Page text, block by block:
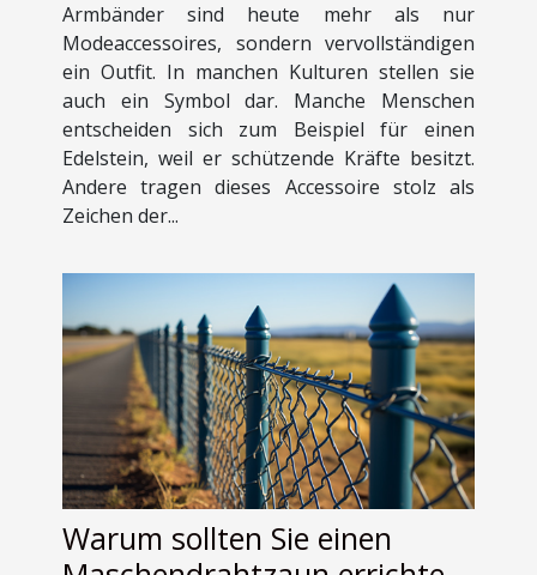
Armbänder sind heute mehr als nur
Modeaccessoires, sondern vervollständigen
ein Outfit. In manchen Kulturen stellen sie
auch ein Symbol dar. Manche Menschen
entscheiden sich zum Beispiel für einen
Edelstein, weil er schützende Kräfte besitzt.
Andere tragen dieses Accessoire stolz als
Zeichen der...
Warum sollten Sie einen